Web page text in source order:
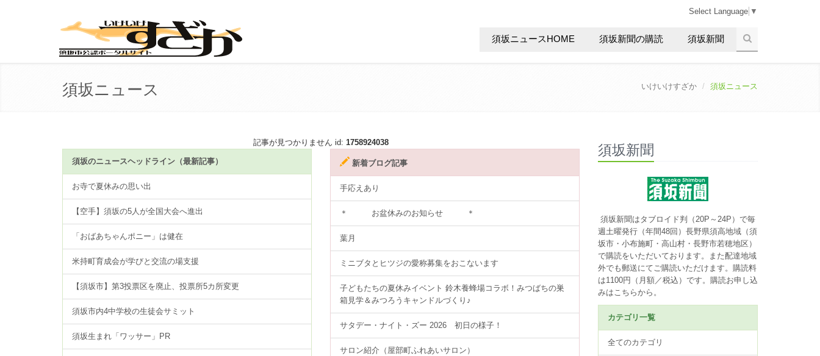
Select Language ▼
須坂ニュースHOME 須坂新聞の購読 須坂新聞
須坂ニュース いけいけすざか 須坂ニュース
記事が見つかりません id: 1758924038
須坂のニュースヘッドライン（最新記事）
お寺で夏休みの思い出
【空手】須坂の5人が全国大会へ進出
「おばあちゃんポニー」は健在
米持町育成会が学びと交流の場支援
【須坂市】第3投票区を廃止、投票所5カ所変更
須坂市内4中学校の生徒会サミット
須坂生まれ「ワッサー」PR
新着ブログ記事
手応えあり
＊ お盆休みのお知らせ ＊
葉月
ミニブタとヒツジの愛称募集をおこないます
子どもたちの夏休みイベント 鈴木養蜂場コラボ！みつばちの巣
箱見学＆みつろうキャンドルづくり♪
サタデー・ナイト・ズー 2026 初日の様子！
サロン紹介（屋部町ふれあいサロン）
須坂新聞
須坂新聞はタブロイド判（20P～24P）で毎
週土曜発行（年間48回）長野県須高地域（須
坂市・小布施町・高山村・長野市若穂地区）
で購読をいただいております。また配達地域
外でも郵送にてご購読いただけます。購読料
は1100円（月額／税込）です。 購読お申し込
みはこちらから。
カテゴリ一覧
全てのカテゴリ